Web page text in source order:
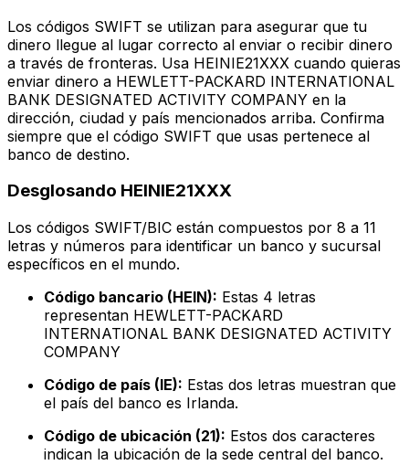
Los códigos SWIFT se utilizan para asegurar que tu
dinero llegue al lugar correcto al enviar o recibir dinero
a través de fronteras. Usa HEINIE21XXX cuando quieras
enviar dinero a HEWLETT-PACKARD INTERNATIONAL
BANK DESIGNATED ACTIVITY COMPANY en la
dirección, ciudad y país mencionados arriba. Confirma
siempre que el código SWIFT que usas pertenece al
banco de destino.
Desglosando HEINIE21XXX
Los códigos SWIFT/BIC están compuestos por 8 a 11
letras y números para identificar un banco y sucursal
específicos en el mundo.
Código bancario (HEIN): Estas 4 letras
representan HEWLETT-PACKARD
INTERNATIONAL BANK DESIGNATED ACTIVITY
COMPANY
Código de país (IE): Estas dos letras muestran que
el país del banco es Irlanda.
Código de ubicación (21): Estos dos caracteres
indican la ubicación de la sede central del banco.